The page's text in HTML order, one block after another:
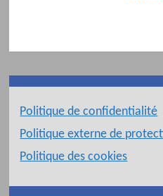
Politique de confidentialité
Politique externe de
Politique des cookies